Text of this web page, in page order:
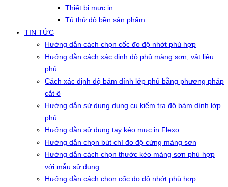
Thiết bị mực in
Tủ thử độ bền sản phẩm
TIN TỨC
Hướng dẫn cách chọn cốc đo độ nhớt phù hợp
Hướng dẫn cách xác định độ phủ màng sơn, vật liệu
phủ
Cách xác định độ bám dính lớp phủ bằng phương pháp
cắt ô
Hướng dẫn sử dụng dụng cụ kiểm tra độ bám dính lớp
phủ
Hướng dẫn sử dụng tay kéo mực in Flexo
Hướng dẫn chọn bút chì đo độ cứng màng sơn
Hướng dẫn cách chọn thước kéo màng sơn phù hợp
với mẫu sử dụng
Hướng dẫn cách chọn cốc đo độ nhớt phù hợp